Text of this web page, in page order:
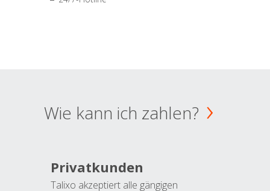
Wie kann ich zahlen?
Privatkunden
Talixo akzeptiert alle gängigen